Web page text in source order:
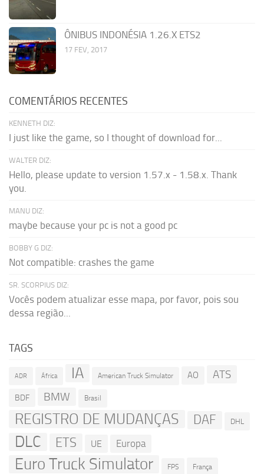
ÔNIBUS INDONÉSIA 1.26.X ETS2
17 FEV, 2017
COMENTÁRIOS RECENTES
KENNETH DIZ:
I just like the game, so I thought of download for...
WALTER DIZ:
Hello, please update to version 1.57.x - 1.58.x. Thank
you.
MANU DIZ:
maybe because your pc is not a good pc
BOBBY G DIZ:
Not compatible: crashes the game
SR. SCORPIUS DIZ:
Vocês podem atualizar esse mapa, por favor, pois sou
dessa região...
TAGS
ADR África IA American Truck Simulator AO ATS
BDF BMW Brasil
REGISTRO DE MUDANÇAS DAF DHL
DLC ETS UE Europa
Euro Truck Simulator FPS França